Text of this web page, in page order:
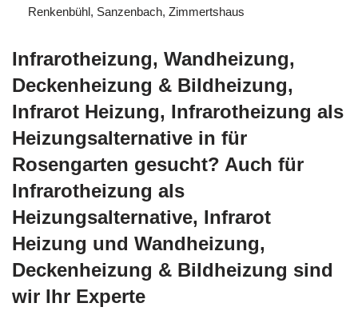
Renkenbühl, Sanzenbach, Zimmertshaus
Infrarotheizung, Wandheizung,
Deckenheizung & Bildheizung,
Infrarot Heizung, Infrarotheizung als
Heizungsalternative in für
Rosengarten gesucht? Auch für
Infrarotheizung als
Heizungsalternative, Infrarot
Heizung und Wandheizung,
Deckenheizung & Bildheizung sind
wir Ihr Experte